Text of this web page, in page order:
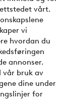
vårt.
vi
hvordan du
annonser.
vår bruk av
dine under
for
del opp
?